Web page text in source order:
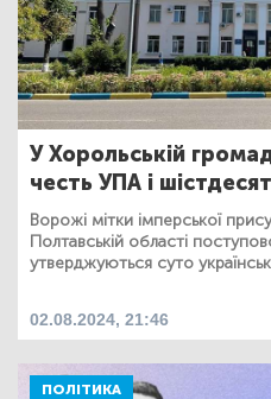
У Хорольській
честь УПА і
Ворожі мітки імперської
Полтавській області
утверджуються суто
02.08.2024, 21:46
ПОЛІТИКА